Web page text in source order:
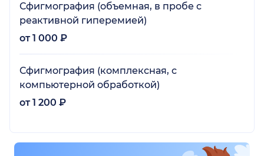
Сфигмография (объемная, в пробе с
реактивной гиперемией)
от 1 000 ₽
Сфигмография (комплексная, с
компьютерной обработкой)
от 1 200 ₽